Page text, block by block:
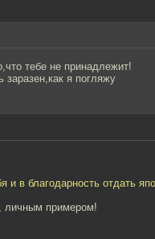
тебе не принадлежит!
заразен,как я погляжу
и в благодарность отдать
личным примером!